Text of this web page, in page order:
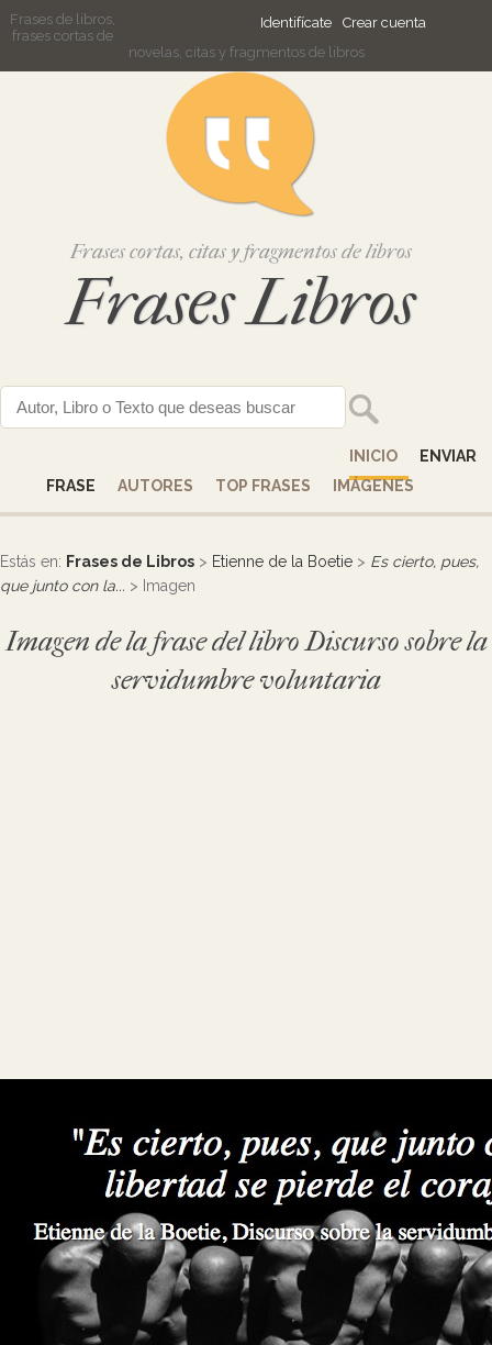
Identifícate Crear cuenta
Frases de libros,
frases cortas de
novelas, citas y fragmentos de libros
Frases cortas, citas y fragmentos de libros
Frases Libros
INICIO
ENVIAR
FRASE
AUTORES TOP FRASES IMÁGENES
Estás en: Frases de Libros > Etienne de la Boetie > Es cierto, pues,
que junto con la... > Imagen
Imagen de la frase del libro Discurso sobre la
servidumbre voluntaria